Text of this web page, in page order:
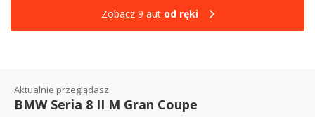
Zobacz 9 aut od ręki
Aktualnie przeglądasz
BMW Seria 8 II M Gran Coupe